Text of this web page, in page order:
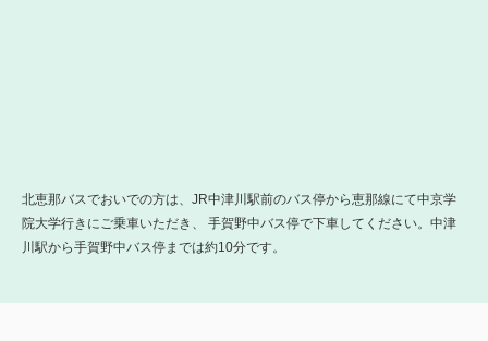
北恵那バスでおいでの方は、JR中津川駅前のバス停から恵那線にて中京学
院大学行きにご乗車いただき、 手賀野中バス停で下車してください。中津
川駅から手賀野中バス停までは約10分です。